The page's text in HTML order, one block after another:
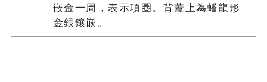
嵌金一周，表示項圈。背蓋上為蟠龍形
金銀鑲嵌。